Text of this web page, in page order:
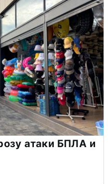
атаки БПЛА и